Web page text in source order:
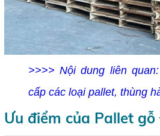
>>>> Nội dung liên
cấp các loại pallet, thùng
Ưu điểm của Pallet